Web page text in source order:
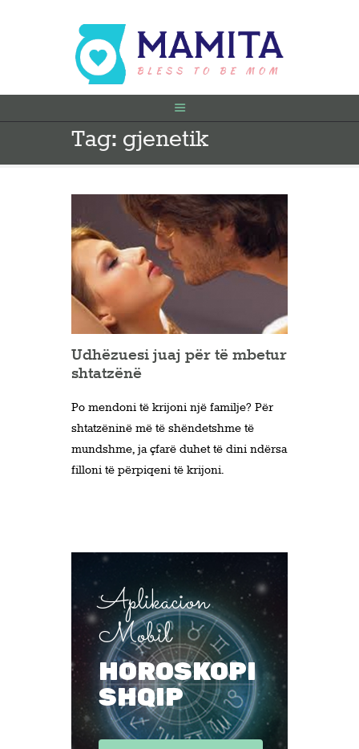
Tag: gjenetik
FILLIMI
PARA SHTATËZANIE
VITI I PARË
KONTAKT
Udhëzuesi juaj për të mbetur
shtatzënë
Po mendoni të krijoni një familje? Për
shtatzëninë më të shëndetshme të
mundshme, ja çfarë duhet të dini ndërsa
filloni të përpiqeni të krijoni.
Aplikacion
Mobil
HOROSKOPI
SHQIP